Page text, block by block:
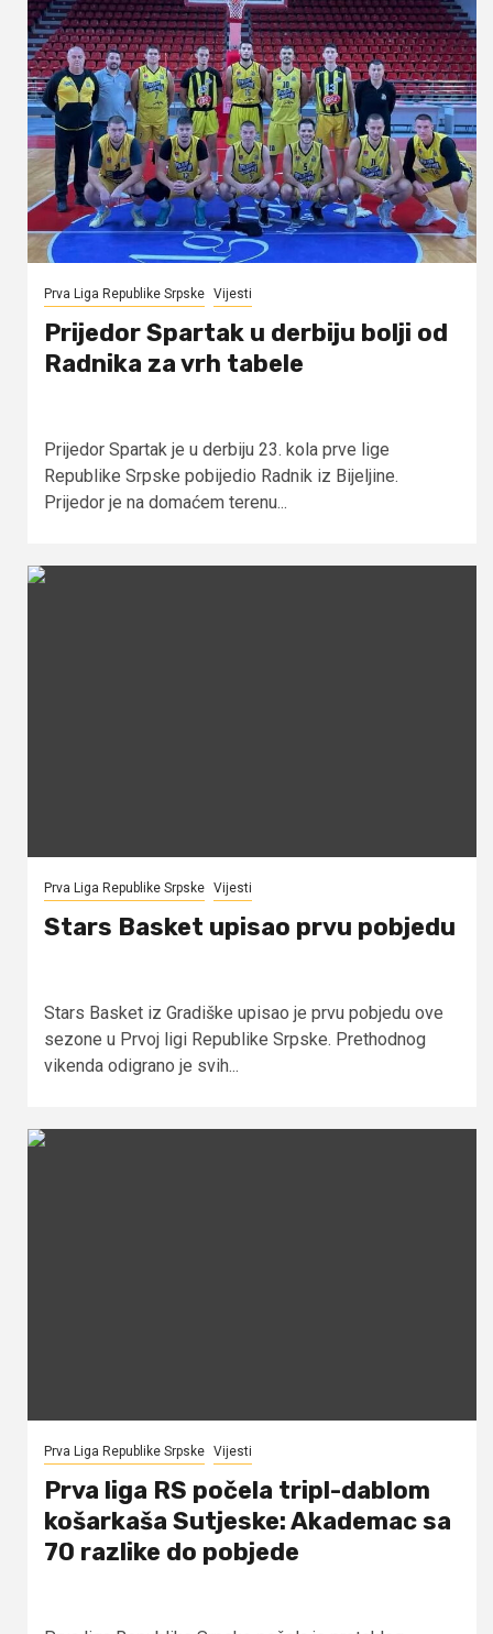
Prva Liga Republike Srpske Vijesti
Prijedor Spartak u derbiju bolji od
Radnika za vrh tabele
Prijedor Spartak je u derbiju 23. kola prve lige
Republike Srpske pobijedio Radnik iz Bijeljine.
Prijedor je na domaćem terenu...
Prva Liga Republike Srpske Vijesti
Stars Basket upisao prvu pobjedu
Stars Basket iz Gradiške upisao je prvu pobjedu ove
sezone u Prvoj ligi Republike Srpske. Prethodnog
vikenda odigrano je svih...
Prva Liga Republike Srpske Vijesti
Prva liga RS počela tripl-dablom
košarkaša Sutjeske: Akademac sa
70 razlike do pobjede